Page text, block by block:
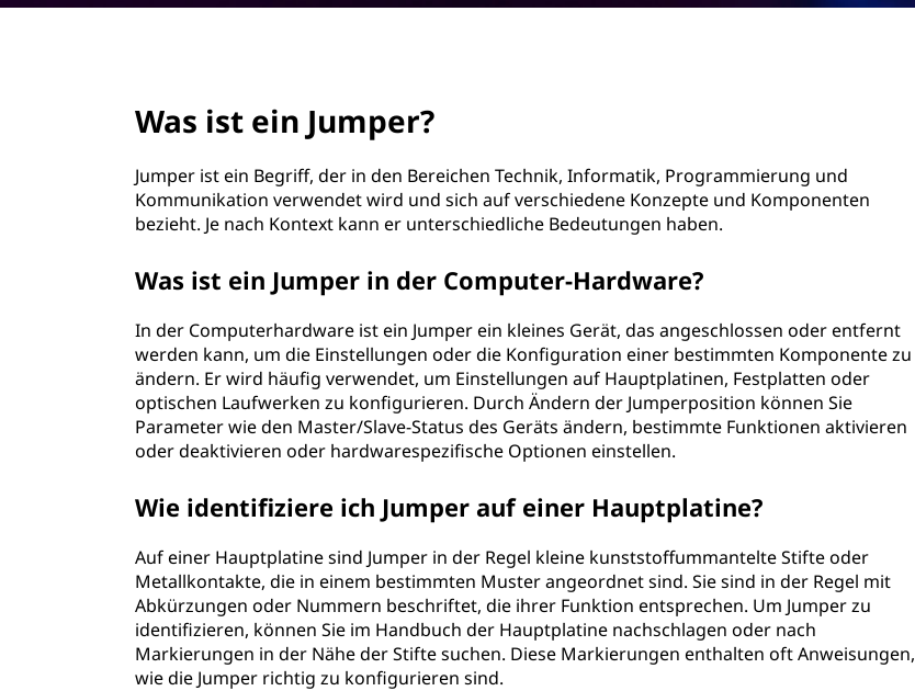
Was ist ein Jumper?
Jumper ist ein Begriff, der in den Bereichen Technik, Informatik, Programmierung und
Kommunikation verwendet wird und sich auf verschiedene Konzepte und Komponenten
bezieht. Je nach Kontext kann er unterschiedliche Bedeutungen haben.
Was ist ein Jumper in der Computer-Hardware?
In der Computerhardware ist ein Jumper ein kleines Gerät, das angeschlossen oder entfernt
werden kann, um die Einstellungen oder die Konfiguration einer bestimmten Komponente zu
ändern. Er wird häufig verwendet, um Einstellungen auf Hauptplatinen, Festplatten oder
optischen Laufwerken zu konfigurieren. Durch Ändern der Jumperposition können Sie
Parameter wie den Master/Slave-Status des Geräts ändern, bestimmte Funktionen aktivieren
oder deaktivieren oder hardwarespezifische Optionen einstellen.
Wie identifiziere ich Jumper auf einer Hauptplatine?
Auf einer Hauptplatine sind Jumper in der Regel kleine kunststoffummantelte Stifte oder
Metallkontakte, die in einem bestimmten Muster angeordnet sind. Sie sind in der Regel mit
Abkürzungen oder Nummern beschriftet, die ihrer Funktion entsprechen. Um Jumper zu
identifizieren, können Sie im Handbuch der Hauptplatine nachschlagen oder nach
Markierungen in der Nähe der Stifte suchen. Diese Markierungen enthalten oft Anweisungen,
wie die Jumper richtig zu konfigurieren sind.